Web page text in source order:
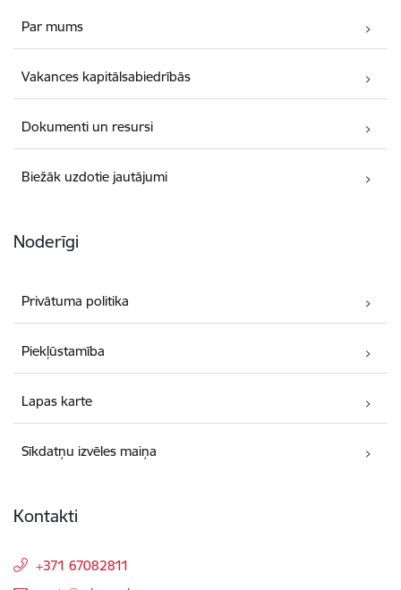
Par mums
Vakances kapitālsabiedrībās
Dokumenti un resursi
Biežāk uzdotie jautājumi
Noderīgi
Privātuma politika
Piekļūstamība
Lapas karte
Sīkdatņu izvēles maiņa
Kontakti
+371 67082811